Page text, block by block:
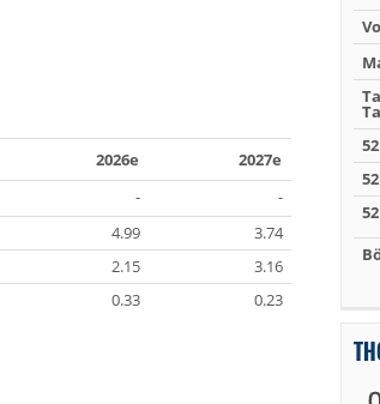
2026e
2027e
-
-
4.99
3.74
2.15
3.16
0.33 0.23